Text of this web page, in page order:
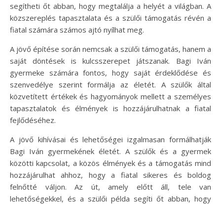
segítheti őt abban, hogy megtalálja a helyét a világban. A
közszereplés tapasztalata és a szülői támogatás révén a
fiatal számára számos ajtó nyílhat meg.
A jövő építése során nemcsak a szülői támogatás, hanem a
saját döntések is kulcsszerepet játszanak. Bagi Iván
gyermeke számára fontos, hogy saját érdeklődése és
szenvedélye szerint formálja az életét. A szülők által
közvetített értékek és hagyományok mellett a személyes
tapasztalatok és élmények is hozzájárulhatnak a fiatal
fejlődéséhez.
A jövő kihívásai és lehetőségei izgalmasan formálhatják
Bagi Iván gyermekének életét. A szülők és a gyermek
közötti kapcsolat, a közös élmények és a támogatás mind
hozzájárulhat ahhoz, hogy a fiatal sikeres és boldog
felnőtté váljon. Az út, amely előtt áll, tele van
lehetőségekkel, és a szülői példa segíti őt abban, hogy